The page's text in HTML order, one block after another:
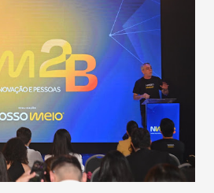
não estamos vivendo uma
temos em todos os anos, com
influenza ou H1N1. Trata-se
vírus diferente, com um poder de
outros coronavírus”, apontou o
é uma epidemia com chance de
gerar um grande risco à
saúde. “Precisamos saber fazer a
doença, para não so...